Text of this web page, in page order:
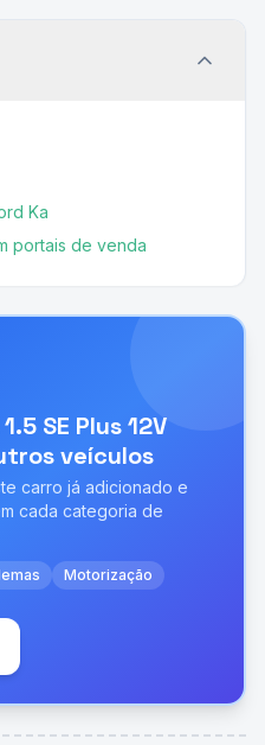
Ka
portais de venda
SE Plus 12V
veículos
carro já adicionado e
cada categoria de
Motorização